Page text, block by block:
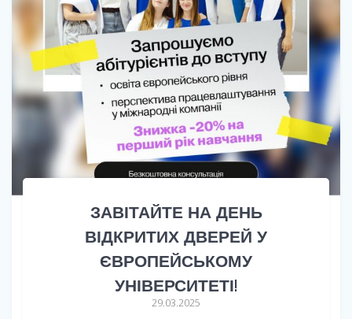
ЗАВІТАЙТЕ НА ДЕНЬ
ВІДКРИТИХ ДВЕРЕЙ У
ЄВРОПЕЙСЬКОМУ
УНІВЕРСИТЕТІ!
29.03.2025